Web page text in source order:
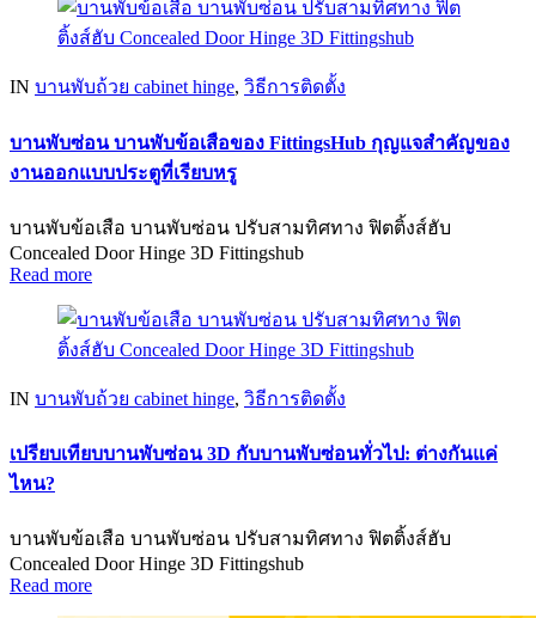
IN บานพับถ้วย cabinet hinge, วิธีการติดตั้ง
บานพับซ่อน บานพับข้อเสือของ FittingsHub กุญแจสำคัญของ
งานออกแบบประตูที่เรียบหรู
บานพับข้อเสือ บานพับซ่อน ปรับสามทิศทาง ฟิตติ้งส์ฮับ
Concealed Door Hinge 3D Fittingshub
Read more
IN บานพับถ้วย cabinet hinge, วิธีการติดตั้ง
เปรียบเทียบบานพับซ่อน 3D กับบานพับซ่อนทั่วไป: ต่างกันแค่
ไหน?
บานพับข้อเสือ บานพับซ่อน ปรับสามทิศทาง ฟิตติ้งส์ฮับ
Concealed Door Hinge 3D Fittingshub
Read more